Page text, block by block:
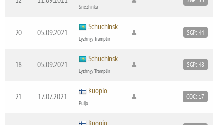
Snezhinka
20 05.09.2021
Schuchinsk
Lyzhnyy Tramplin
SGP: 44
18 05.09.2021
Schuchinsk
Lyzhnyy Tramplin
SGP: 48
21 17.07.2021
Kuopio
Puijo
COC: 17
Kuopio